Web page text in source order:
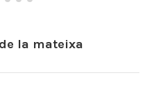
la mateixa